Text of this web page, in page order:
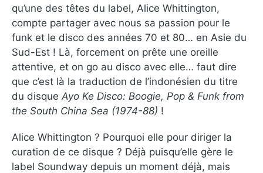
qu’une des têtes du label, Alice Whittington,
compte partager avec nous sa passion pour le
funk et le disco des années 70 et 80… en Asie du
Sud-Est ! Là, forcement on prête une oreille
attentive, et on go au disco avec elle… faut dire
que c’est là la traduction de l’indonésien du titre
du disque Ayo Ke Disco: Boogie, Pop & Funk from
the South China Sea (1974-88) !
Alice Whittington ? Pourquoi elle pour diriger la
curation de ce disque ? Déjà puisqu’elle gère le
label Soundway depuis un moment déjà, mais